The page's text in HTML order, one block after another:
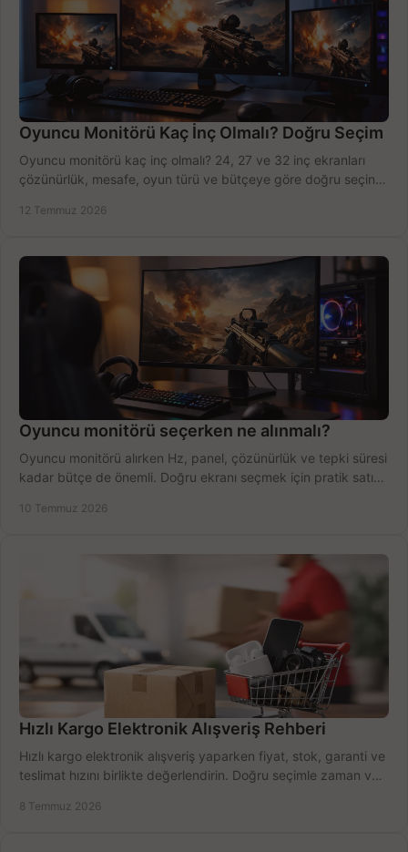
Oyuncu Monitörü Kaç İnç Olmalı? Doğru Seçim
Oyuncu monitörü kaç inç olmalı? 24, 27 ve 32 inç ekranları
çözünürlük, mesafe, oyun türü ve bütçeye göre doğru seçin,
12 Temmuz 2026
Oyuncu monitörü seçerken ne alınmalı?
Oyuncu monitörü alırken Hz, panel, çözünürlük ve tepki süresi
kadar bütçe de önemli. Doğru ekranı seçmek için pratik satın
10 Temmuz 2026
Hızlı Kargo Elektronik Alışveriş Rehberi
Hızlı kargo elektronik alışveriş yaparken fiyat, stok, garanti ve
teslimat hızını birlikte değerlendirin. Doğru seçimle zaman ve
8 Temmuz 2026